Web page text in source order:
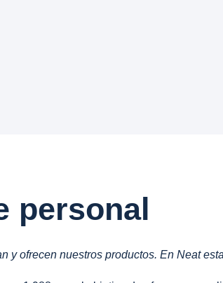
personal
ofrecen nuestros productos. En Neat